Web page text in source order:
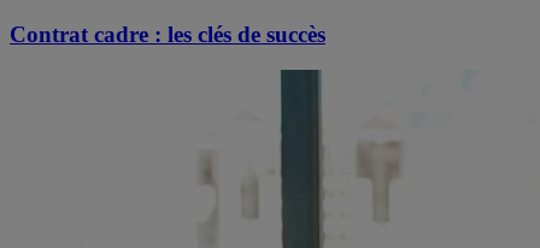
Contrat cadre : les clés de succès